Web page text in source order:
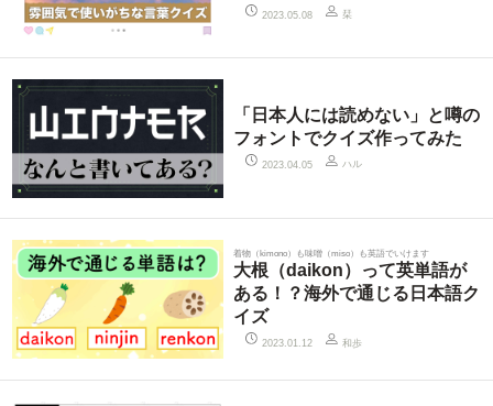
2023.05.08 栞
「日本人には読めない」と噂の
フォントでクイズ作ってみた
2023.04.05 ハル
着物（kimono）も味噌（miso）も英語でいけます
大根（daikon）って英単語が
ある！？海外で通じる日本語ク
イズ
2023.01.12 和歩